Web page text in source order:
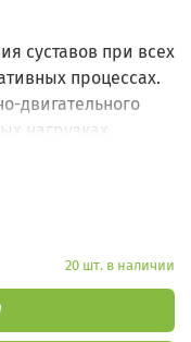
суставов при всех
процессах.
двигательного
нагрузках.
20 шт. в наличии